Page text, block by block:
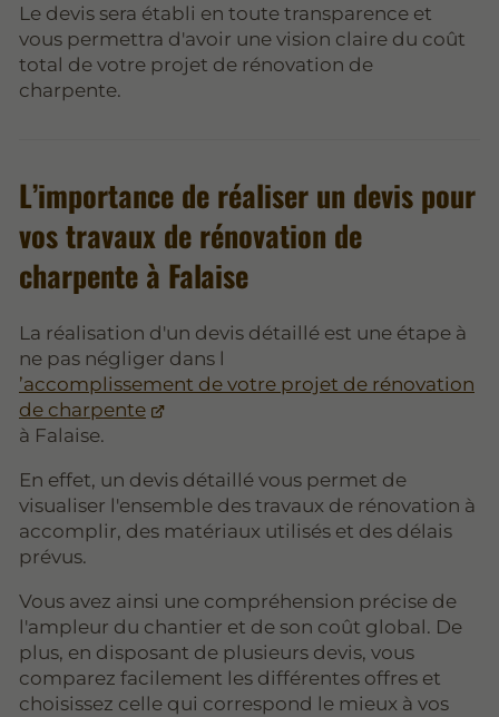
Le devis sera établi en toute transparence et
vous permettra d'avoir une vision claire du coût
total de votre projet de rénovation de
charpente.
L’importance de réaliser un devis pour
vos travaux de rénovation de
charpente à Falaise
La réalisation d'un devis détaillé est une étape à
ne pas négliger dans l
’accomplissement de votre projet de rénovation
de charpente
à Falaise.
En effet, un devis détaillé vous permet de
visualiser l'ensemble des travaux de rénovation à
accomplir, des matériaux utilisés et des délais
prévus.
Vous avez ainsi une compréhension précise de
l'ampleur du chantier et de son coût global. De
plus, en disposant de plusieurs devis, vous
comparez facilement les différentes offres et
choisissez celle qui correspond le mieux à vos